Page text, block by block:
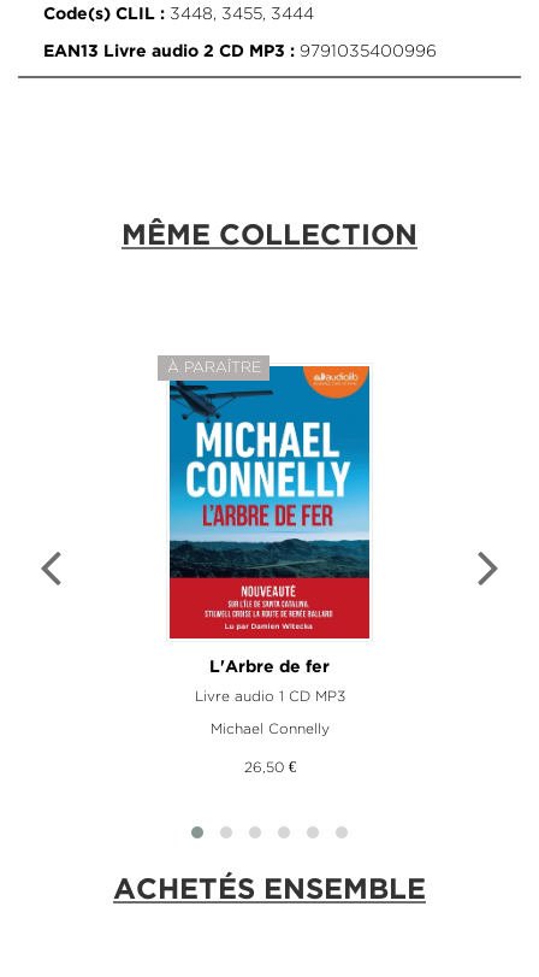
Code(s) CLIL :3448, 3455, 3444
EAN13 Livre audio 2 CD MP3 :9791035400996
MÊME COLLECTION
À PARAÎTRE
L'Arbre de fer
Livre audio 1 CD MP3
Michael Connelly
26,50 €
ACHETÉS ENSEMBLE